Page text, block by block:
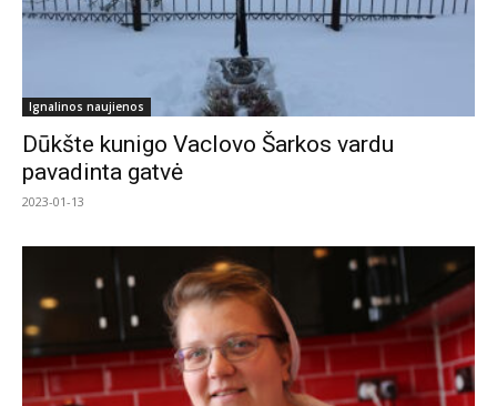
Ignalinos naujienos
Dūkšte kunigo Vaclovo Šarkos vardu
pavadinta gatvė
2023-01-13